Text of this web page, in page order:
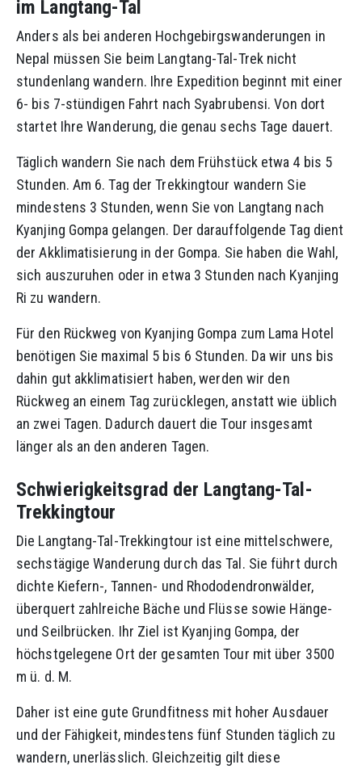
im Langtang-Tal
Anders als bei anderen Hochgebirgswanderungen in
Nepal müssen Sie beim Langtang-Tal-Trek nicht
stundenlang wandern. Ihre Expedition beginnt mit einer
6- bis 7-stündigen Fahrt nach Syabrubensi. Von dort
startet Ihre Wanderung, die genau sechs Tage dauert.
Täglich wandern Sie nach dem Frühstück etwa 4 bis 5
Stunden. Am 6. Tag der Trekkingtour wandern Sie
mindestens 3 Stunden, wenn Sie von Langtang nach
Kyanjing Gompa gelangen. Der darauffolgende Tag dient
der Akklimatisierung in der Gompa. Sie haben die Wahl,
sich auszuruhen oder in etwa 3 Stunden nach Kyanjing
Ri zu wandern.
Für den Rückweg von Kyanjing Gompa zum Lama Hotel
benötigen Sie maximal 5 bis 6 Stunden. Da wir uns bis
dahin gut akklimatisiert haben, werden wir den
Rückweg an einem Tag zurücklegen, anstatt wie üblich
an zwei Tagen. Dadurch dauert die Tour insgesamt
länger als an den anderen Tagen.
Schwierigkeitsgrad der Langtang-Tal-
Trekkingtour
Die Langtang-Tal-Trekkingtour ist eine mittelschwere,
sechstägige Wanderung durch das Tal. Sie führt durch
dichte Kiefern-, Tannen- und Rhododendronwälder,
überquert zahlreiche Bäche und Flüsse sowie Hänge-
und Seilbrücken. Ihr Ziel ist Kyanjing Gompa, der
höchstgelegene Ort der gesamten Tour mit über 3500
m ü. d. M.
Daher ist eine gute Grundfitness mit hoher Ausdauer
und der Fähigkeit, mindestens fünf Stunden täglich zu
wandern, unerlässlich. Gleichzeitig gilt diese